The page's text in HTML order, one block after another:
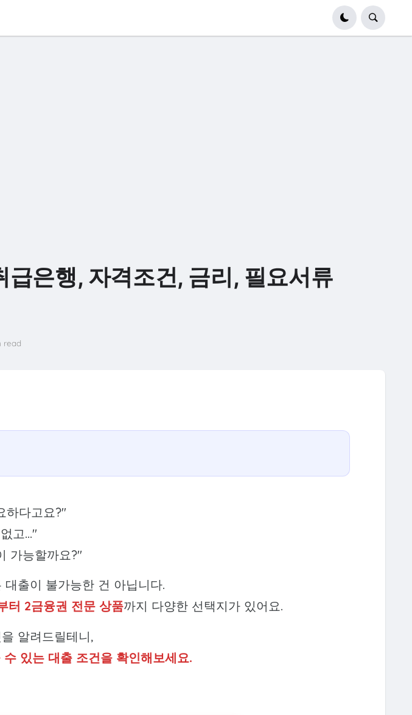
은행, 자격조건, 금리, 필요서류
read
하다고요?"
고..."
가능할까요?"
출이 불가능한 건 아닙니다.
터 2금융권 전문 상품까지 다양한 선택지가 있어요.
알려드릴테니,
있는 대출 조건을 확인해보세요.